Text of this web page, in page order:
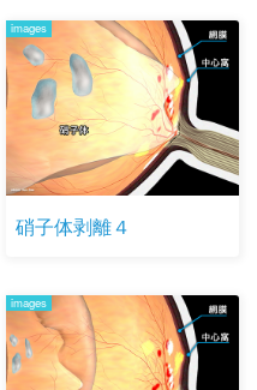
images
硝子体剥離４
images